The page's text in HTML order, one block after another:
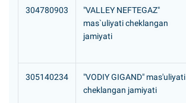
304780903
"VALLEY NEFTEGAZ"
mas`uliyati cheklangan
jamiyati
305140234
"VODIY GIGAND" mas'uliyati
cheklangan jamiyati